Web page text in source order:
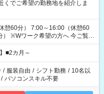
でご希望の勤務地を紹介しま
の
もう1つのお仕事の勤務時間の合
OKです。
■2カ月～
/ 服装自由 / シフト勤務 / 10名以
/ パソコンスキル不要